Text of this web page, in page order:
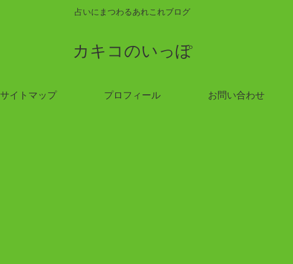
占いにまつわるあれこれブログ
カキコのいっぽ
サイトマップ プロフィール お問い合わせ